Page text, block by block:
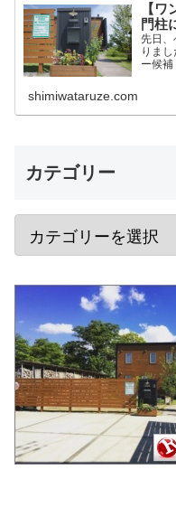
【
門柱
先日
りま
ー候
て詳
shimiwataruze.com
カテゴリー